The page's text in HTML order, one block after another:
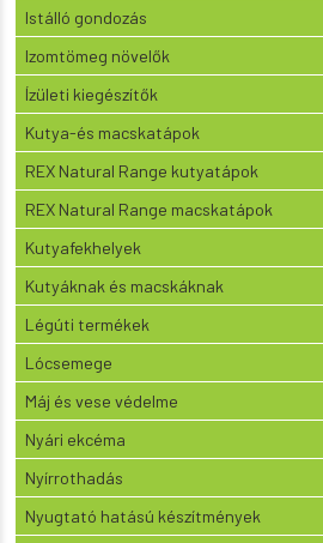
Istálló gondozás
Izomtömeg növelők
Ízületi kiegészítők
Kutya-és macskatápok
REX Natural Range kutyatápok
REX Natural Range macskatápok
Kutyafekhelyek
Kutyáknak és macskáknak
Légúti termékek
Lócsemege
Máj és vese védelme
Nyári ekcéma
Nyírrothadás
Nyugtató hatású készítmények